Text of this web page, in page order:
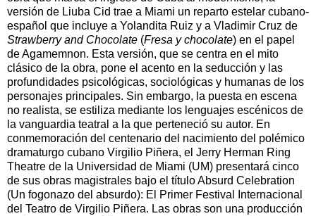
versión de Liuba Cid trae a Miami un reparto estelar cubano-
español que incluye a Yolandita Ruiz y a Vladimir Cruz de
Strawberry and Chocolate (Fresa y chocolate) en el papel
de Agamemnon. Esta versión, que se centra en el mito
clásico de la obra, pone el acento en la seducción y las
profundidades psicológicas, sociológicas y humanas de los
personajes principales. Sin embargo, la puesta en escena
no realista, se estiliza mediante los lenguajes escénicos de
la vanguardia teatral a la que perteneció su autor. En
conmemoración del centenario del nacimiento del polémico
dramaturgo cubano Virgilio Piñera, el Jerry Herman Ring
Theatre de la Universidad de Miami (UM) presentará cinco
de sus obras magistrales bajo el título Absurd Celebration
(Un fogonazo del absurdo): El Primer Festival Internacional
del Teatro de Virgilio Piñera. Las obras son una producción